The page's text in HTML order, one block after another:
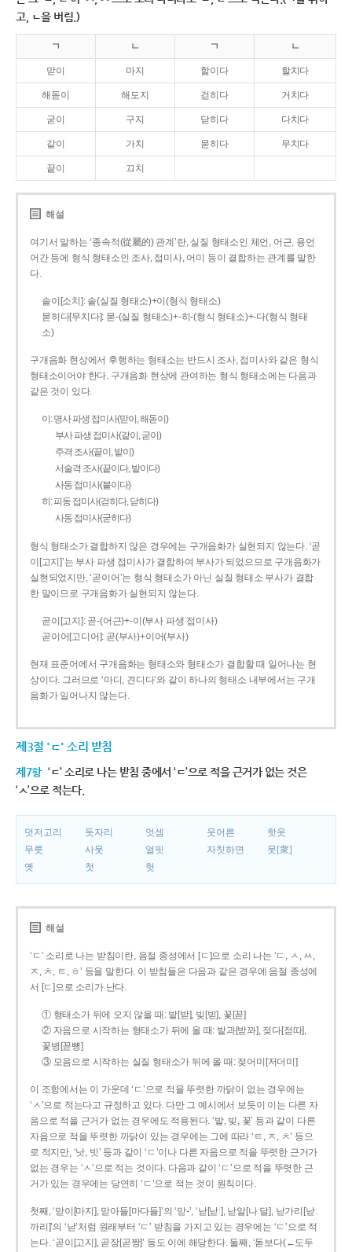
고, ㄴ을 버림.)
ㄱ ㄴ ㄱ ㄴ
맏이 마지 핥이다 할치다
해돋이 해도지 걷히다 거치다
굳이 구지 닫히다 다치다
같이 가치 묻히다 무치다
끝이 끄치
해설
여기서 말하는 ‘종속적(從屬的) 관계’란, 실질 형태소인 체언, 어근, 용언
어간 등에 형식 형태소인 조사, 접미사, 어미 등이 결합하는 관계를 말한
다.
솥이[소치]: 솥(실질 형태소)+이(형식 형태소)
묻히다[무치다]: 묻­-(실질 형태소)+­-히­-(형식 형태소)+-다(형식 형태
소)
구개음화 현상에서 후행하는 형태소는 반드시 조사, 접미사와 같은 형식
형태소이어야 한다. 구개음화 현상에 관여하는 형식 형태소에는 다음과
같은 것이 있다.
이: 명사 파생 접미사(맏이, 해돋이)
부사 파생 접미사(같이, 굳이)
주격 조사(끝이, 밭이)
서술격 조사(끝이다, 밭이다)
사동 접미사(붙이다)
히: 피동 접미사(걷히다, 닫히다)
사동 접미사(굳히다)
형식 형태소가 결합하지 않은 경우에는 구개음화가 실현되지 않는다. ‘곧
이[고지]’는 부사 파생 접미사가 결합하여 부사가 되었으므로 구개음화가
실현되었지만, ‘곧이어’는 형식 형태소가 아닌 실질 형태소 부사가 결합
한 말이므로 구개음화가 실현되지 않는다.
곧이[고지]: 곧-­(어근)+­-이(부사 파생 접미사)
곧이어[고디어]: 곧(부사)+이어(부사)
현재 표준어에서 구개음화는 형태소와 형태소가 결합할 때 일어나는 현
상이다. 그러므로 ‘마디, 견디다’와 같이 하나의 형태소 내부에서는 구개
음화가 일어나지 않는다.
제3절 'ㄷ' 소리 받침
제7항 ‘ㄷ’ 소리로 나는 받침 중에서 ‘ㄷ’으로 적을 근거가 없는 것은
‘ㅅ’으로 적는다.
덧저고리 돗자리 엇셈 웃어른
핫옷
무릇
사뭇 얼핏 자칫하면
뭇[衆]
옛
첫 헛
해설
‘ㄷ’ 소리로 나는 받침이란, 음절 종성에서 [ㄷ]으로 소리 나는 ‘ㄷ, ㅅ, ㅆ,
ㅈ, ㅊ, ㅌ, ㅎ’ 등을 말한다. 이 받침들은 다음과 같은 경우에 음절 종성에
서 [ㄷ]으로 소리가 난다.
① 형태소가 뒤에 오지 않을 때: 밭[받], 빚[빋], 꽃[꼳]
② 자음으로 시작하는 형태소가 뒤에 올 때: 밭과[받꽈], 젖다[젇따],
꽃병[꼳뼝]
③ 모음으로 시작하는 실질 형태소가 뒤에 올 때: 젖어미[저더미]
이 조항에서는 이 가운데 ‘ㄷ’으로 적을 뚜렷한 까닭이 없는 경우에는
‘ㅅ’으로 적는다고 규정하고 있다. 다만 그 예시에서 보듯이 이는 다른 자
음으로 적을 근거가 없는 경우에도 적용된다. ‘밭, 빚, 꽃’ 등과 같이 다른
자음으로 적을 뚜렷한 까닭이 있는 경우에는 그에 따라 ‘ㅌ, ㅈ, ㅊ’ 등으
로 적지만, ‘낫, 빗’ 등과 같이 ‘ㄷ’이나 다른 자음으로 적을 뚜렷한 근거가
없는 경우는 ‘ㅅ’으로 적는 것이다. 다음과 같이 ‘ㄷ’으로 적을 뚜렷한 근
거가 있는 경우에는 당연히 ‘ㄷ’으로 적는 것이 원칙이다.
첫째, ‘맏이[마지], 맏아들[마다들]’의 ‘맏-’, ‘낟[낟ː], 낟알[나ː달], 낟가리[낟ː
까리]’의 ‘낟’처럼 원래부터 ‘ㄷ’ 받침을 가지고 있는 경우에는 ‘ㄷ’으로 적
는다. ‘곧이[고지], 곧장[곧짱]’ 등도 이에 해당한다. 둘째, ‘돋보다(←도두